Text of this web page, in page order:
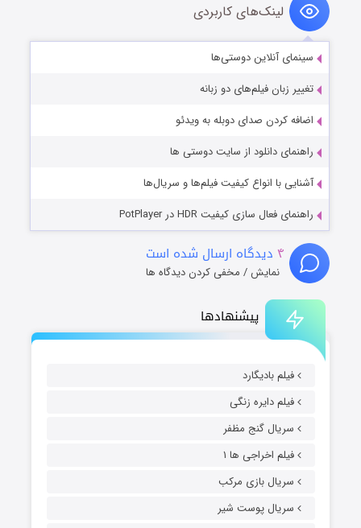
پیشنهادها
فیلم بادیگارد
فیلم دایره زنگی
سریال گنج مظفر
فیلم اخراجی ها ۱
سریال بازی مرکب
سریال پوست شیر
لینک‌های کاربردی
سینمای آنلاین دوستی‌ها
تغییر زبان فیلم‌های دو زبانه
اضافه کردن صدای دوبله به ویدئو
راهنمای دانلود از سایت دوستی ها
آشنایی با انواع کیفیت فیلم‌ها و سریال‌ها
راهنمای فعال سازی کیفیت HDR در PotPlayer
۴ دیدگاه ارسال شده است
نمایش / مخفی کردن دیدگاه ها